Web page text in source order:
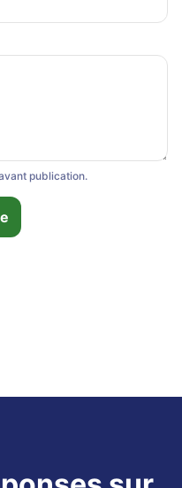
publication.